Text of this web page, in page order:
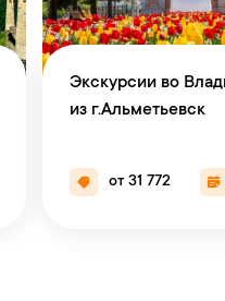
Экскурсии во
из г.Альметьевск
от 31 772